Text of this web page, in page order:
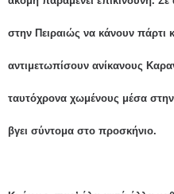
στην Πειραιώς να κάνουν πάρτι
αντιμετωπίσουν ανίκανους
ταυτόχρονα χωμένους μέσα
βγει σύντομα στο προσκήνιο.